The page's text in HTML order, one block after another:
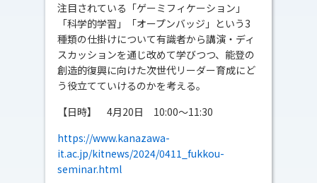
注目されている「ゲーミフィケーション」
「科学的学習」「オープンバッジ」という3
種類の仕掛けについて有識者から講演・ディ
スカッションを通じ改めて学びつつ、能登の
創造的復興に向けた次世代リーダー育成にど
う役立てていけるのかを考える。
【日時】 4月20日 10:00～11:30
https://www.kanazawa-
it.ac.jp/kitnews/2024/0411_fukkou-
seminar.html